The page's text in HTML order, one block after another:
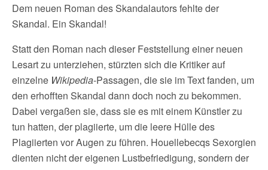
Dem neuen Roman des Skandalautors fehlte der
Skandal. Ein Skandal!
Statt den Roman nach dieser Feststellung einer neuen
Lesart zu unterziehen, stürzten sich die Kritiker auf
einzelne Wikipedia-Passagen, die sie im Text fanden, um
den erhofften Skandal dann doch noch zu bekommen.
Dabei vergaßen sie, dass sie es mit einem Künstler zu
tun hatten, der plagiierte, um die leere Hülle des
Plagiierten vor Augen zu führen. Houellebecqs Sexorgien
dienten nicht der eigenen Lustbefriedigung, sondern der